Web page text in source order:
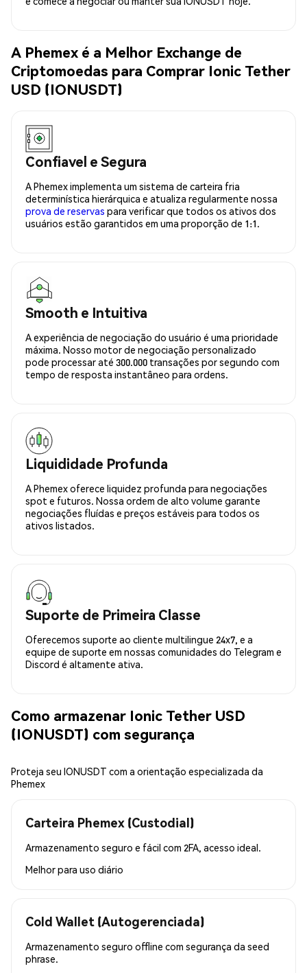
A Phemex é a Melhor Exchange de
Criptomoedas para Comprar Ionic Tether
USD (IONUSDT)
Confiavel e Segura
A Phemex implementa um sistema de carteira fria
determinística hierárquica e atualiza regularmente nossa
prova de reservas para verificar que todos os ativos dos
usuários estão garantidos em uma proporção de 1:1.
Smooth e Intuitiva
A experiência de negociação do usuário é uma prioridade
máxima. Nosso motor de negociação personalizado
pode processar até 300.000 transações por segundo com
tempo de resposta instantâneo para ordens.
Liquididade Profunda
A Phemex oferece liquidez profunda para negociações
spot e futuros. Nossa ordem de alto volume garante
negociações fluídas e preços estáveis para todos os
ativos listados.
Suporte de Primeira Classe
Oferecemos suporte ao cliente multilingue 24x7, e a
equipe de suporte em nossas comunidades do Telegram e
Discord é altamente ativa.
Como armazenar Ionic Tether USD
(IONUSDT) com segurança
Proteja seu IONUSDT com a orientação especializada da
Phemex
Carteira Phemex (Custodial)
Armazenamento seguro e fácil com 2FA, acesso ideal.
Melhor para uso diário
Cold Wallet (Autogerenciada)
Armazenamento seguro offline com segurança da seed
phrase.